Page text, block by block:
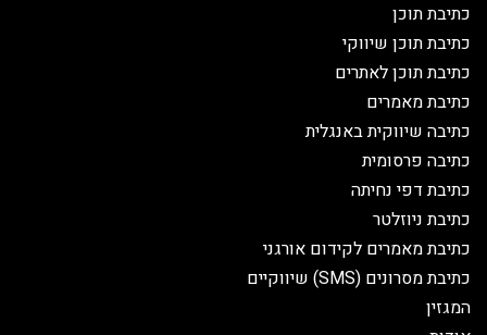
כתיבת תוכן
כתיבת תוכן שיווקי
כתיבת תוכן לאתרים
כתיבת מאמרים
כתיבה שיווקית באנגלית
כתיבה פרסומית
כתיבת דפי נחיתה
כתיבת ניוזלטר
כתיבת מאמרים לקידום אורגני
כתיבת מסרונים (SMS) שיווקיים
המגזין